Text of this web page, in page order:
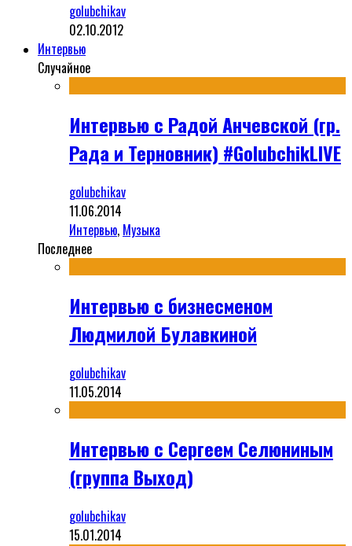
golubchikav
02.10.2012
Интервью
Случайное
Интервью с Радой Анчевской (гр.
Рада и Терновник) #GolubchikLIVE
golubchikav
11.06.2014
Интервью, Музыка
Последнее
Интервью с бизнесменом
Людмилой Булавкиной
golubchikav
11.05.2014
Интервью с Сергеем Селюниным
(группа Выход)
golubchikav
15.01.2014